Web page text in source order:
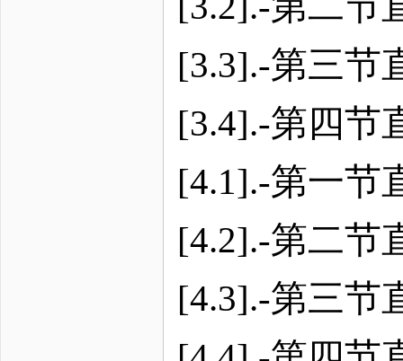
[3.3].-第三节
[3.4].-第四节
[4.1].-第一节
[4.2].-第二节
[4.3].-第三节